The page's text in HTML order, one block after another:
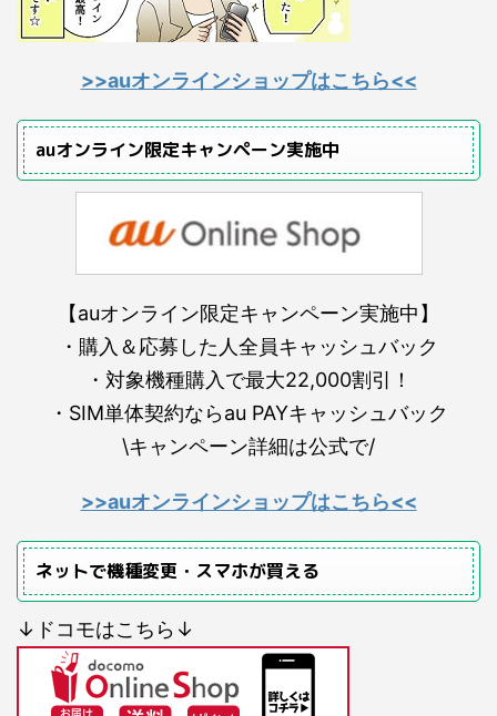
>>auオンラインショップはこちら<<
auオンライン限定キャンペーン実施中
【auオンライン限定キャンペーン実施中】
・購入＆応募した人全員キャッシュバック
・対象機種購入で最大22,000割引！
・SIM単体契約ならau PAYキャッシュバック
\キャンペーン詳細は公式で/
>>auオンラインショップはこちら<<
ネットで機種変更・スマホが買える
↓ドコモはこちら↓